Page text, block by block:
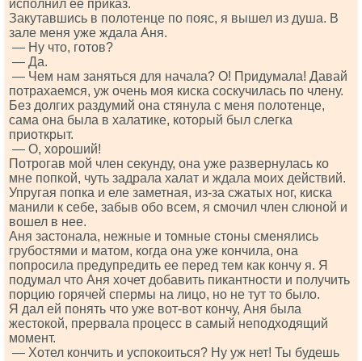
исполнил ее приказ.
Закутавшись в полотенце по пояс, я вышел из душа. В
зале меня уже ждала Аня.
— Ну что, готов?
— Да.
— Чем нам заняться для начала? О! Придумала! Давай
потрахаемся, уж очень моя киска соскучилась по члену.
Без долгих раздумий она стянула с меня полотенце,
сама она была в халатике, который был слегка
приоткрыт.
— О, хороший!
Потрогав мой член секунду, она уже развернулась ко
мне попкой, чуть задрала халат и ждала моих действий.
Упругая попка и еле заметная, из-за сжатых ног, киска
манили к себе, забыв обо всем, я смочил член слюной и
вошел в нее.
Аня застонала, нежные и томные стоны сменялись
грубостями и матом, когда она уже кончила, она
попросила предупредить ее перед тем как кончу я. Я
подумал что Аня хочет добавить пикантности и получить
порцию горячей спермы на лицо, но не тут то было.
Я дал ей понять что уже вот-вот кончу, Аня была
жестокой, прервала процесс в самый неподходящий
момент.
— Хотел кончить и успокоиться? Ну уж нет! Ты будешь